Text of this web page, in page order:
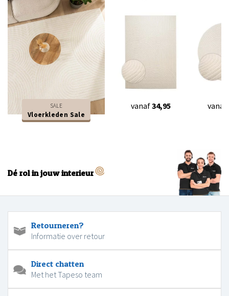
SALE
Vloerkleden Sale
vanaf34,95 vanaf
Dé rol in jouw interieur
Retourneren?
Informatie over retour
Direct chatten
Met het Tapeso team